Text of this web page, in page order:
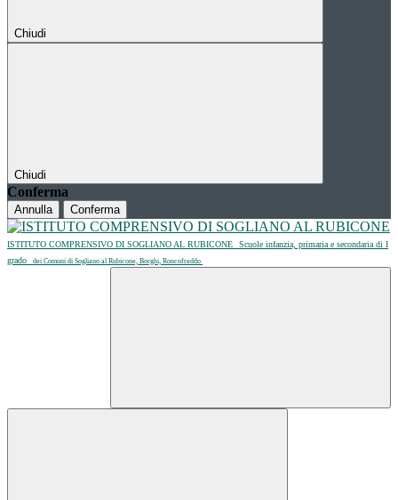
Chiudi
Chiudi
Conferma
Annulla Conferma
ISTITUTO COMPRENSIVO DI SOGLIANO AL RUBICONE
Scuole infanzia, primaria e secondaria di I
grado
dei Comuni di Sogliano al Rubicone, Borghi, Roncofreddo